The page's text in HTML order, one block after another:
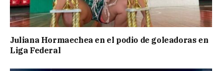
Juliana Hormaechea en el podio de goleadoras en
Liga Federal